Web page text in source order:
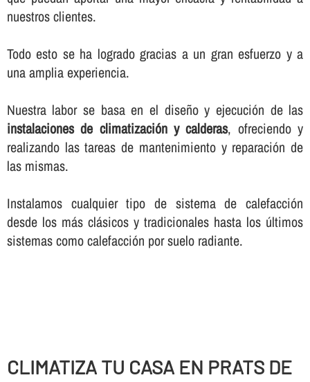
nuestros clientes.
Todo esto se ha logrado gracias a un gran esfuerzo y a
una amplia experiencia.
Nuestra labor se basa en el diseño y ejecución de las
instalaciones de climatización y calderas, ofreciendo y
realizando las tareas de mantenimiento y reparación de
las mismas.
Instalamos cualquier tipo de sistema de calefacción
desde los más clásicos y tradicionales hasta los últimos
sistemas como calefacción por suelo radiante.
CLIMATIZA TU CASA EN PRATS DE